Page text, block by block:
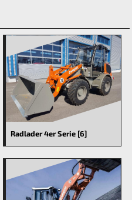
Radlader 4er Serie [6]